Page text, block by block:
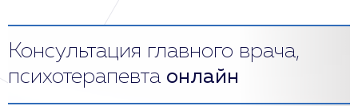
Консультация главного врача,
психотерапевта онлайн